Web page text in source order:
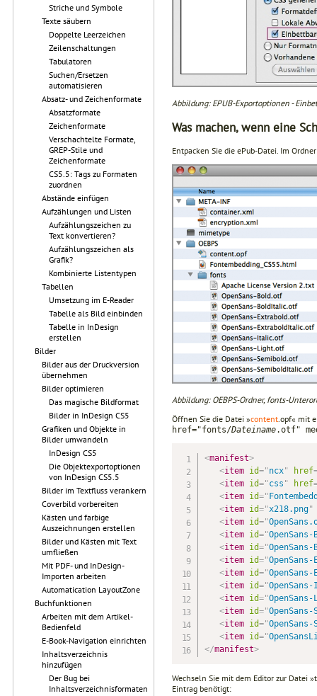
Striche und Symbole
Texte säubern
Doppelte Leerzeichen
Zeilenschaltungen
Tabulatoren
Suchen/Ersetzen
automatisieren
Absatz- und Zeichenformate
Absatzformate
Zeichenformate
Verschachtelte Formate,
GREP-Stile und
Zeichenformate
CS5.5: Tags zu Formaten
zuordnen
Abstände einfügen
Aufzählungen und Listen
Aufzählungszeichen zu
Text konvertieren?
Aufzählungszeichen als
Grafik?
Kombinierte Listentypen
Tabellen
Umsetzung im E-Reader
Tabelle als Bild einbinden
Tabelle in InDesign
erstellen
Bilder
Bilder aus der Druckversion
übernehmen
Bilder optimieren
Das magische Bildformat
Bilder in InDesign CS5
Grafiken und Objekte in
Bilder umwandeln
InDesign CS5
Die Objektexportoptionen
von InDesign CS5.5
Bilder im Textfluss verankern
Coverbild vorbereiten
Kästen und farbige
Auszeichnungen erstellen
Bilder und Kästen mit Text
umfließen
Mit PDF- und InDesign-
Importen arbeiten
Automatication LayoutZone
Buchfunktionen
Arbeiten mit dem Artikel-
Bedienfeld
E-Book-Navigation einrichten
Inhaltsverzeichnis
hinzufügen
Der Bug bei
Inhaltsverzeichnisformaten
Abbildung: EPUB-Exportoptionen -
Was machen, wenn eine
Entpacken Sie die ePub-Datei. Im
Abbildung: OEBPS-Ordner, fonts-
Öffnen Sie die Datei »content.opf« mit
href="fonts/Dateiname.otf"
<manifest>
<item id="ncx" href
<item id="css " href
<item id="
<item id="x218.png"
<item id="
<item id="
<item id="
<item id="
<item id="
<item id="
<item id="
<item id="
<item id="
<item id="
</manifest>
Wechseln Sie mit dem Editor zur Datei
Eintrag benötigt: